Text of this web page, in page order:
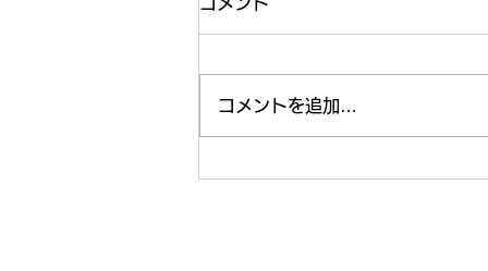
いよいよ納涼祭まであと1週
コメント
コメントを追加…